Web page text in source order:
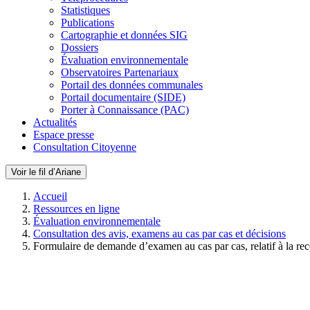
Statistiques
Publications
Cartographie et données SIG
Dossiers
Évaluation environnementale
Observatoires Partenariaux
Portail des données communales
Portail documentaire (SIDE)
Porter à Connaissance (PAC)
Actualités
Espace presse
Consultation Citoyenne
Voir le fil d’Ariane
Accueil
Ressources en ligne
Évaluation environnementale
Consultation des avis, examens au cas par cas et décisions
Formulaire de demande d’examen au cas par cas, relatif à la